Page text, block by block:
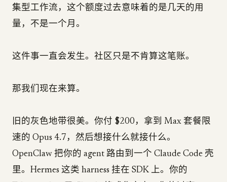
集型工作流，这个额度过去意味着的是几天的用
量，不是一个月。
这件事一直会发生。社区只是不肯算这笔账。
那我们现在来算。
旧的灰色地带很美。你付 $200，拿到 Max 套餐限
速的 Opus 4.7，然后想接什么就接什么。
OpenClaw 把你的 agent 路由到一个 Claude Code 壳
里。Hermes 这类 harness 挂在 SDK 上。你的